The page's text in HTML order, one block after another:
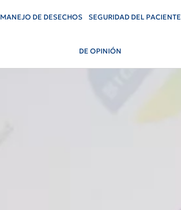
MANEJO DE DESECHOS SEGURIDAD DEL PACIENTE
DE OPINIÓN